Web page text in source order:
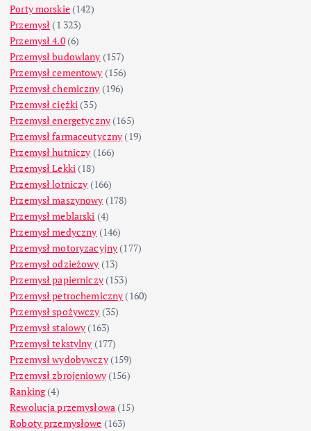
Porty morskie(142)
Przemysł (1 323)
Przemysł 4.0(6)
Przemysł budowlany (157)
Przemysł cementowy (156)
Przemysł chemiczny (196)
Przemysł ciężki (35)
Przemysł energetyczny (165)
Przemysł farmaceutyczny (19)
Przemysł hutniczy (166)
Przemysł Lekki (18)
Przemysł lotniczy (166)
Przemysł maszynowy (178)
Przemysł meblarski (4)
Przemysł medyczny (146)
Przemysł motoryzacyjny (177)
Przemysł odzieżowy (13)
Przemysł papierniczy(153)
Przemysł petrochemiczny (160)
Przemysł spożywczy (35)
Przemysł stalowy (163)
Przemysł tekstylny (177)
Przemysł wydobywczy(159)
Przemysł zbrojeniowy(156)
Ranking(4)
Rewolucja przemysłowa (15)
Roboty przemysłowe (163)